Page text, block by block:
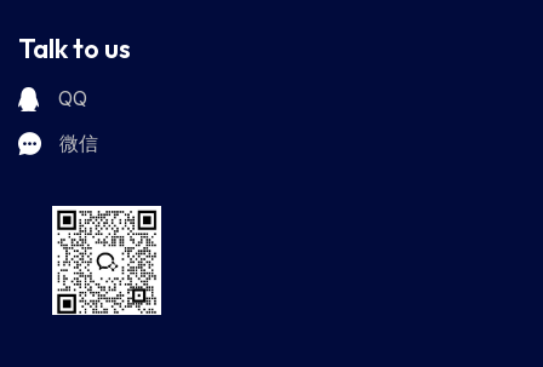
Talk to us
QQ
微信